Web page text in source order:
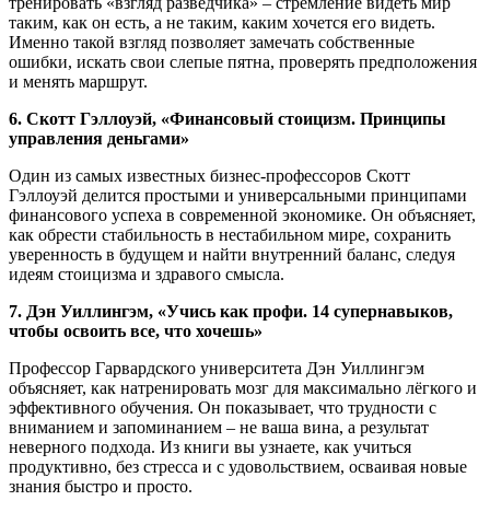
таким, как он есть, а не таким, каким хочется его видеть.
Именно такой взгляд позволяет замечать собственные
ошибки, искать свои слепые пятна, проверять предположения
и менять маршрут.
6. Скотт Гэллоуэй, «Финансовый стоицизм. Принципы
управления деньгами»
Один из самых известных бизнес-профессоров Скотт
Гэллоуэй делится простыми и универсальными принципами
финансового успеха в современной экономике. Он объясняет,
как обрести стабильность в нестабильном мире, сохранить
уверенность в будущем и найти внутренний баланс, следуя
идеям стоицизма и здравого смысла.
7. Дэн Уиллингэм, «Учись как профи. 14 супернавыков,
чтобы освоить все, что хочешь»
Профессор Гарвардского университета Дэн Уиллингэм
объясняет, как натренировать мозг для максимально лёгкого и
эффективного обучения. Он показывает, что трудности с
вниманием и запоминанием – не ваша вина, а результат
неверного подхода. Из книги вы узнаете, как учиться
продуктивно, без стресса и с удовольствием, осваивая новые
знания быстро и просто.